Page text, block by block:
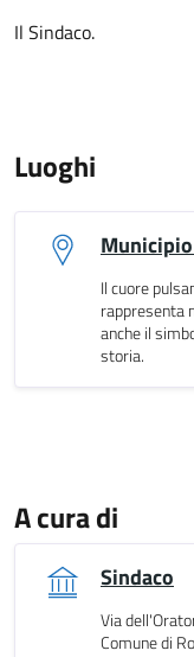
Il Sindaco.
Luoghi
Il cuore
rappresenta
anche il
storia.
A cura di
Sindaco
Via
Comune di